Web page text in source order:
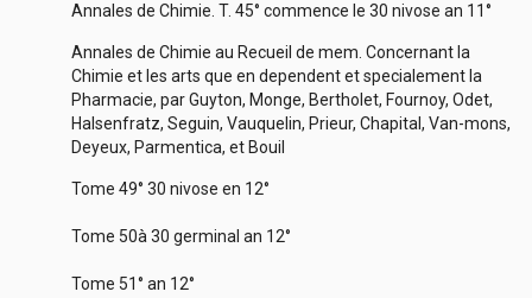
Annales de Chimie. T. 45° commence le 30 nivose an 11°
Annales de Chimie au Recueil de mem. Concernant la
Chimie et les arts que en dependent et specialement la
Pharmacie, par Guyton, Monge, Bertholet, Fournoy, Odet,
Halsenfratz, Seguin, Vauquelin, Prieur, Chapital, Van-mons,
Deyeux, Parmentica, et Bouil
Tome 49° 30 nivose en 12°
Tome 50à 30 germinal an 12°
Tome 51° an 12°